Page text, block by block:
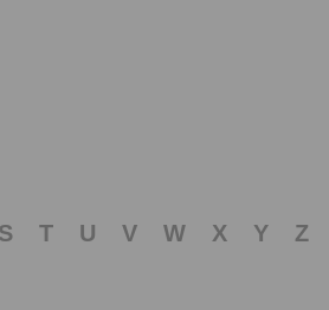
S T U V W X Y
Z